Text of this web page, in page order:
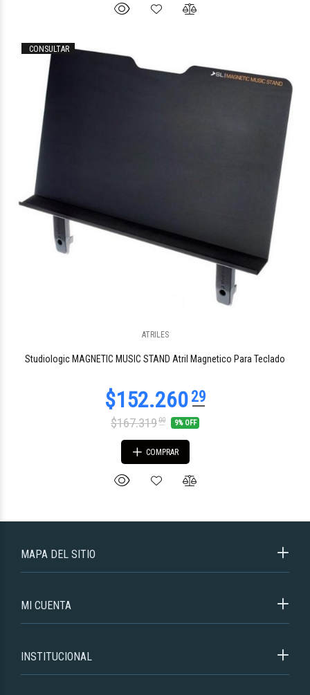
CONSULTAR
ATRILES
Studiologic MAGNETIC MUSIC STAND Atril Magnetico Para Teclado
$167.31900 9% OFF
COMPRAR
MAPA DEL SITIO
MI CUENTA
INSTITUCIONAL